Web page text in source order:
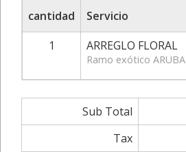
cantidad Servicio
1
ARREGLO FLORAL
Ramo exótico ARUBA
Sub Total
Tax